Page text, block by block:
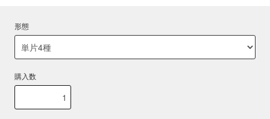
形態
購入数